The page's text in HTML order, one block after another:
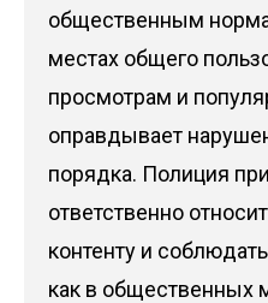
общественным
местах общего
просмотрам и
оправдывает
порядка. Полиция
ответственно
контенту и
как в общественных